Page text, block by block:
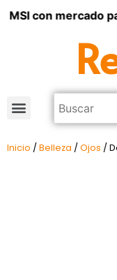
con mercado
Inicio / Belleza / Ojos /